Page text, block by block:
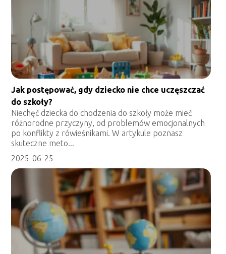
Jak postępować, gdy dziecko nie chce uczęszczać
do szkoły?
Niechęć dziecka do chodzenia do szkoły może mieć
różnorodne przyczyny, od problemów emocjonalnych
po konflikty z rówieśnikami. W artykule poznasz
skuteczne meto...
2025-06-25